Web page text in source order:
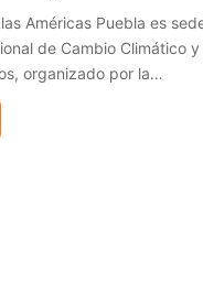
Américas Puebla es
de Cambio Climático y
organizado por la…